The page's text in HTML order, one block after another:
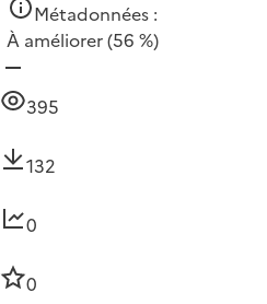
Métadonnées :
À améliorer(56 %)
395
132
0
0